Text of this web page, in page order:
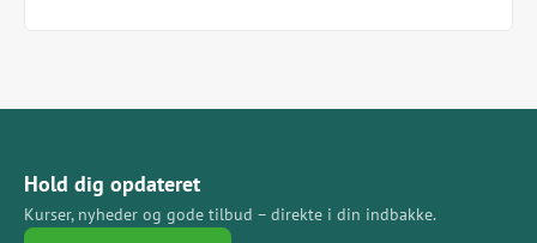
Hold dig opdateret
Kurser, nyheder og gode tilbud – direkte i din indbakke.